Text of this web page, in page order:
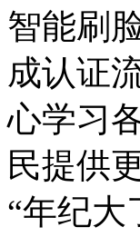
智能刷
成认证
心学习
民提供
“年纪